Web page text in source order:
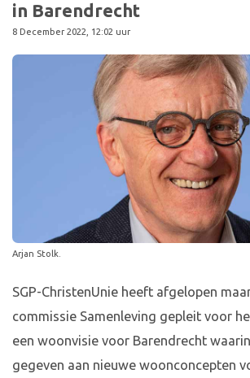
in Barendrecht
8 December 2022, 12:02 uur
Arjan Stolk.
SGP-ChristenUnie heeft afgelopen
commissie Samenleving gepleit voor
een woonvisie voor Barendrecht
gegeven aan nieuwe woonconcepten